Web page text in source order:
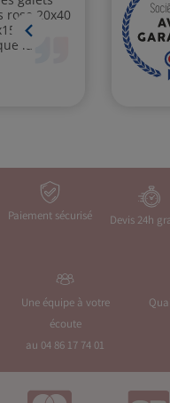
Paiement sécurisé Devis 24h
Une équipe à votre
écoute
au 04 86 17 74 01